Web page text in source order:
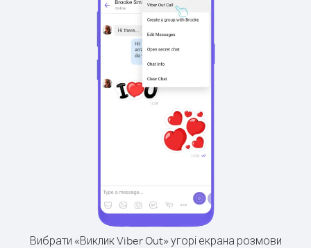
Вибрати «Виклик Viber Out» угорі екрана розмови